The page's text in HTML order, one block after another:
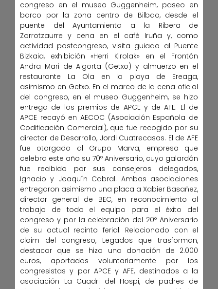
congreso en el museo Guggenheim, paseo en
barco por la zona centro de Bilbao, desde el
puente del Ayuntamiento a la Ribera de
Zorrotzaurre y cena en el café Iruña y, como
actividad postcongreso, visita guiada al Puente
Bizkaia, exhibición «Herri Kirolak» en el Frontón
Andra Mari de Algorta (Getxo) y almuerzo en el
restaurante La Ola en la playa de Ereaga,
asimismo en Getxo. En el marco de la cena oficial
del congreso, en el museo Guggenheim, se hizo
entrega de los premios de APCE y de AFE. El de
APCE recayó en AECOC (Asociación Española de
Codificación Comercial), que fue recogido por su
director de Desarrollo, Jordi Cuatrecasas. El de AFE
fue otorgado al Grupo Marva, empresa que
celebra este año su 70º Aniversario, cuyo galardón
fue recibido por sus consejeros delegados,
Ignacio y Joaquín Cabral. Ambas asociaciones
entregaron asimismo una placa a Xabier Basañez,
director general de BEC, en reconocimiento al
trabajo de todo el equipo para el éxito del
congreso y por la celebración del 20º Aniversario
de su actual recinto ferial. Relacionado con el
claim del congreso, Legados que trasforman,
destacar que se hizo una donación de 2.000
euros, aportados voluntariamente por los
congresistas y por APCE y AFE, destinados a la
asociación La Cuadri del Hospi, de padres de